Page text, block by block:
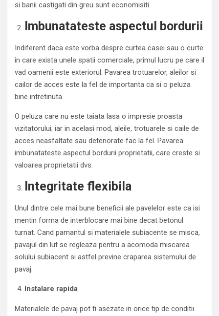
si banii castigati din greu sunt economisiti.
Imbunatateste aspectul bordurii
Indiferent daca este vorba despre curtea casei sau o curte
in care exista unele spatii comerciale, primul lucru pe care il
vad oamenii este exteriorul. Pavarea trotuarelor, aleilor si
cailor de acces este la fel de importanta ca si o peluza
bine intretinuta.
O peluza care nu este taiata lasa o impresie proasta
vizitatorului; iar in acelasi mod, aleile, trotuarele si caile de
acces neasfaltate sau deteriorate fac la fel. Pavarea
imbunatateste aspectul bordurii proprietatii, care creste si
valoarea proprietatii dvs.
Integritate flexibila
Unul dintre cele mai bune beneficii ale pavelelor este ca isi
mentin forma de interblocare mai bine decat betonul
turnat. Cand pamantul si materialele subiacente se misca,
pavajul din lut se regleaza pentru a acomoda miscarea
solului subiacent si astfel previne craparea sistemului de
pavaj.
Instalare rapida
Materialele de pavaj pot fi asezate in orice tip de conditii